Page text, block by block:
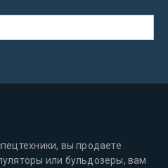
вы продаете
или бульдозеры, вам